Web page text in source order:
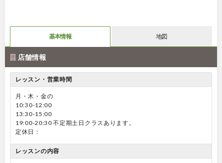
基本情報 地図
店舗情報
レッスン・営業時間
月・木・金の
10:30-12:00
13:30-15:00
19:00-20:30 不定期土日クラスあります。
定休日：
レッスンの内容